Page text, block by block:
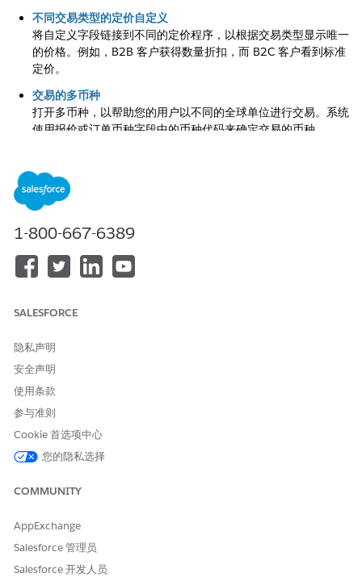
不同交易类型的定价自定义
将自定义字段链接到不同的定价程序，以根据交易类型显示唯一
的价格。例如，B2B 客户获得数量折扣，而 B2C 客户看到标准
定价。
交易的多币种
打开多币种，以帮助您的用户以不同的全球单位进行交易。系统
使用报价或订单币种字段中的币种代码来确定交易的币种。
配置标题调整，以帮助销售代表将折扣应用于整个报价或订单。
使用定价程序中的折扣分配服务 (DDS) 元素支持此功能。
使用您选择的税务引擎、策略和处理，自动计算应税产品或服务
将派生定价资产设置为报价或订单
简化报价流程。
要处理复杂的产品配置，请增加销售交易可以支持的产品属性数
量。为了控制性能，您还可以指定单个事务中处理的记录数量。
1-800-667-6389
SALESFORCE
隐私声明
安全声明
使用条款
参与准则
Cookie 首选项中心
您的隐私选择
COMMUNITY
AppExchange
Salesforce 管理员
Salesforce 开发人员